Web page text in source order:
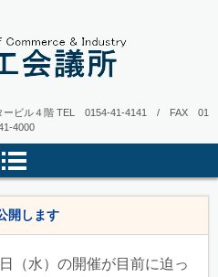
0847
ビル４階 TEL 0154-41-4141 / FAX 01
4000
開します
（水）の開催が目前に迫っ